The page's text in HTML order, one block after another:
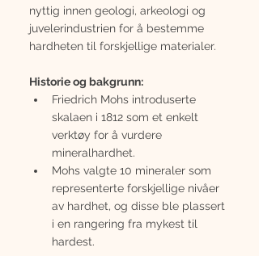
nyttig innen geologi, arkeologi og
juvelerindustrien for å bestemme
hardheten til forskjellige materialer.
Historie og bakgrunn:
Friedrich Mohs introduserte
skalaen i 1812 som et enkelt
verktøy for å vurdere
mineralhardhet.
Mohs valgte 10 mineraler som
representerte forskjellige nivåer
av hardhet, og disse ble plassert
i en rangering fra mykest til
hardest.